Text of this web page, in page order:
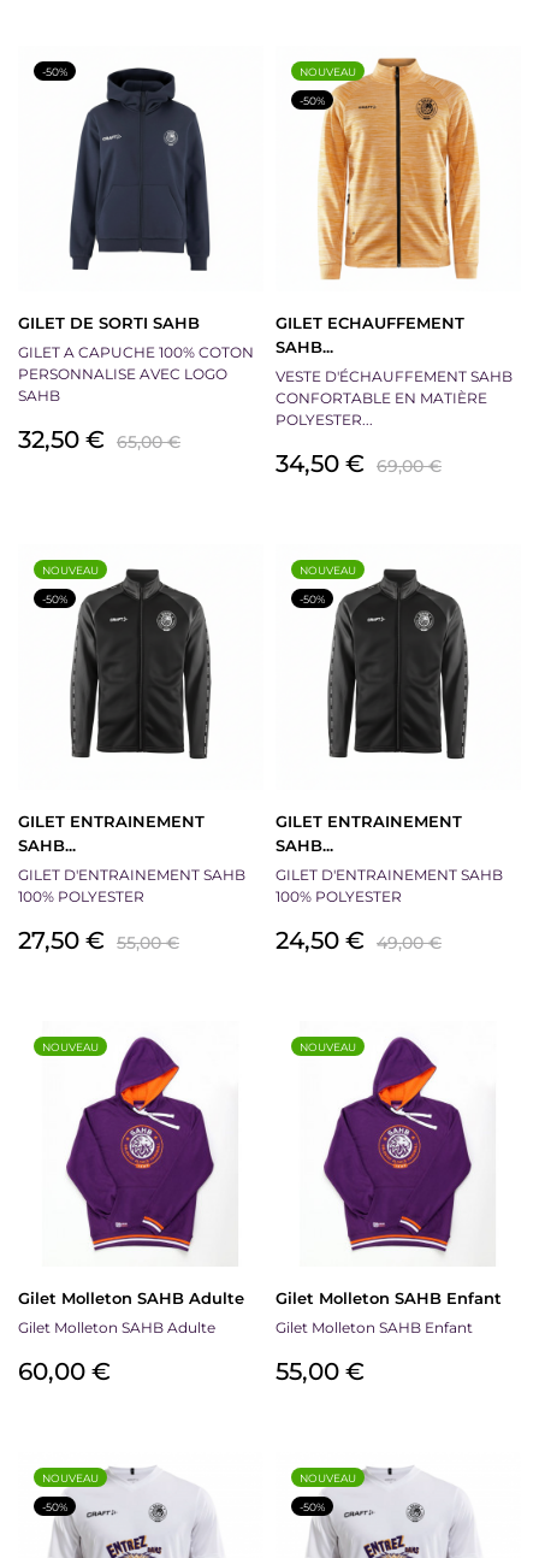
GILET DE SORTI SAHB
GILET A CAPUCHE 100% COTON
PERSONNALISE AVEC LOGO
SAHB
Prix
32,50 € Prix
65,00 €
-50%
GILET ECHAUFFEMENT
SAHB...
VESTE D'ÉCHAUFFEMENT SAHB
CONFORTABLE EN MATIÈRE
POLYESTER...
Prix
34,50 € Prix
69,00 €
NOUVEAU
-50%
GILET ENTRAINEMENT
SAHB...
GILET D'ENTRAINEMENT SAHB
100% POLYESTER
Prix
27,50 € Prix
55,00 €
NOUVEAU
-50%
GILET ENTRAINEMENT
SAHB...
GILET D'ENTRAINEMENT SAHB
100% POLYESTER
Prix
24,50 € Prix
49,00 €
NOUVEAU
-50%
Gilet Molleton SAHB Adulte
Gilet Molleton SAHB Adulte
Prix
60,00 €
NOUVEAU
Gilet Molleton SAHB Enfant
Gilet Molleton SAHB Enfant
Prix
55,00 €
NOUVEAU
NOUVEAU
-50%
NOUVEAU
-50%